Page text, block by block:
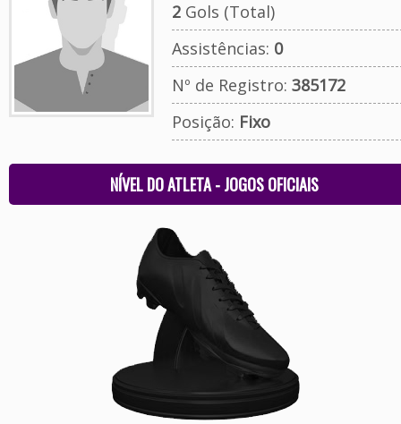
2Gols (Total)
Assistências: 0
Nº de Registro: 385172
Posição: Fixo
NÍVEL DO ATLETA - JOGOS OFICIAIS